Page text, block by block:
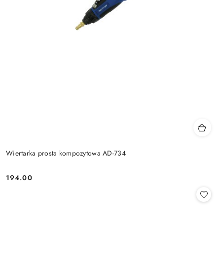
Wiertarka prosta kompozytowa AD-734
Cena:
194.00